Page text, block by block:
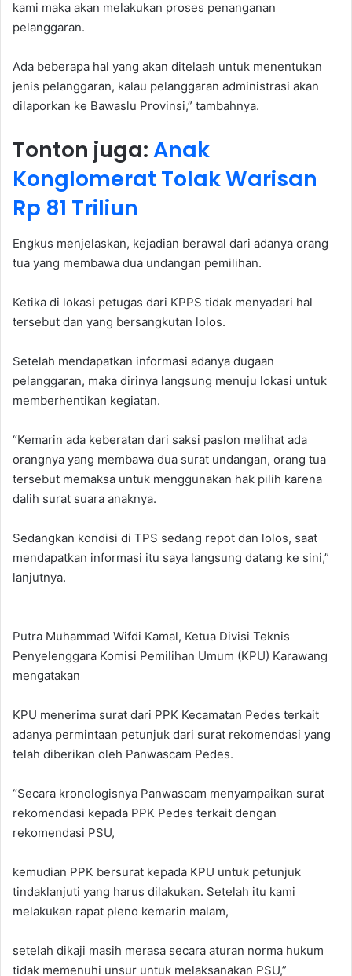
kami maka akan melakukan proses penanganan
pelanggaran.
Ada beberapa hal yang akan ditelaah untuk menentukan
jenis pelanggaran, kalau pelanggaran administrasi akan
dilaporkan ke Bawaslu Provinsi,” tambahnya.
Tonton juga:Anak
Konglomerat Tolak Warisan
Rp 81 Triliun
Engkus menjelaskan, kejadian berawal dari adanya orang
tua yang membawa dua undangan pemilihan.
Ketika di lokasi petugas dari KPPS tidak menyadari hal
tersebut dan yang bersangkutan lolos.
Setelah mendapatkan informasi adanya dugaan
pelanggaran, maka dirinya langsung menuju lokasi untuk
memberhentikan kegiatan.
“Kemarin ada keberatan dari saksi paslon melihat ada
orangnya yang membawa dua surat undangan, orang tua
tersebut memaksa untuk menggunakan hak pilih karena
dalih surat suara anaknya.
Sedangkan kondisi di TPS sedang repot dan lolos, saat
mendapatkan informasi itu saya langsung datang ke sini,”
lanjutnya.
Putra Muhammad Wifdi Kamal, Ketua Divisi Teknis
Penyelenggara Komisi Pemilihan Umum (KPU) Karawang
mengatakan
KPU menerima surat dari PPK Kecamatan Pedes terkait
adanya permintaan petunjuk dari surat rekomendasi yang
telah diberikan oleh Panwascam Pedes.
“Secara kronologisnya Panwascam menyampaikan surat
rekomendasi kepada PPK Pedes terkait dengan
rekomendasi PSU,
kemudian PPK bersurat kepada KPU untuk petunjuk
tindaklanjuti yang harus dilakukan. Setelah itu kami
melakukan rapat pleno kemarin malam,
setelah dikaji masih merasa secara aturan norma hukum
tidak memenuhi unsur untuk melaksanakan PSU,”